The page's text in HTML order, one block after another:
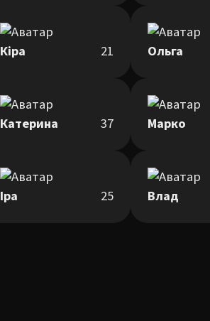
Кіра 21 Ольга
Катерина 37 Марко
Іра 25 Влад